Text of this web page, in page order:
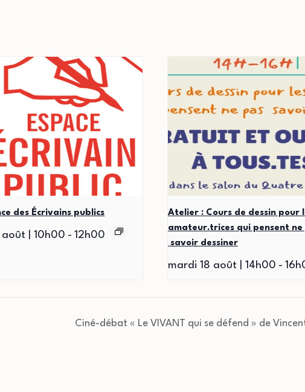
des Écrivains publics
août | 10h00 - 12h00
Atelier : Cours de dessin pour
amateur.trices qui pensent ne
savoir dessiner
mardi 18 août | 14h00 -
Ciné-débat « Le VIVANT qui se défend » de